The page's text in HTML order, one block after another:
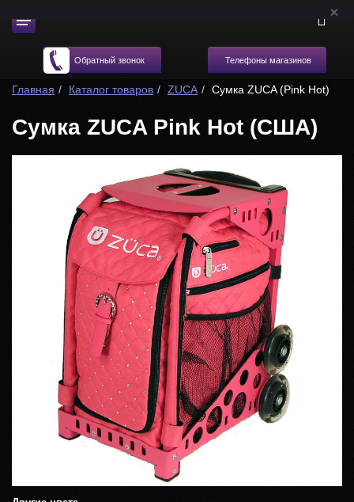
Обратный звонок Телефоны магазинов
Главная Каталог товаров ZUCA Сумка ZUCA (Pink Hot)
Сумка ZUCA Pink Hot (США)